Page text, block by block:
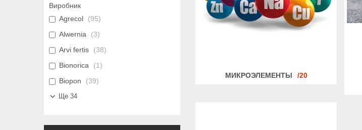
МИКРОЭЛЕМЕНТЫ 20
Виробник
Agrecol
95
Alwernia
3
Arvi fertis
38
Bionorica
1
Biopon
39
Ще 34